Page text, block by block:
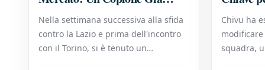
Visto
Nella settimana successiva alla sfida
contro la Lazio e prima dell'incontro
con il Torino, si è tenuto un
Chivu ha
squadra,